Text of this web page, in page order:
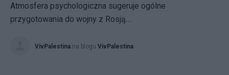
Atmosfera psychologiczna sugeruje ogólne
przygotowania do wojny z Rosją....
VivPalestina na blogu VivPalestina